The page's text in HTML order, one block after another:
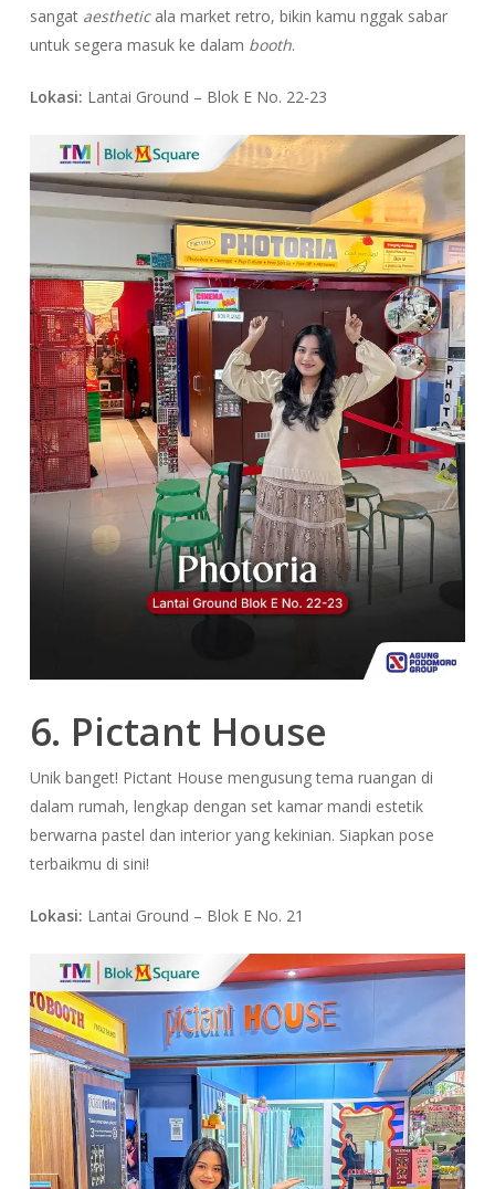
sangat aestheticala market retro, bikin kamu nggak sabar
untuk segera masuk ke dalam booth.
Lokasi: Lantai Ground – Blok E No. 22-23
6. Pictant House
Unik banget! Pictant House mengusung tema ruangan di
dalam rumah, lengkap dengan set kamar mandi estetik
berwarna pastel dan interior yang kekinian. Siapkan pose
terbaikmu di sini!
Lokasi: Lantai Ground – Blok E No. 21